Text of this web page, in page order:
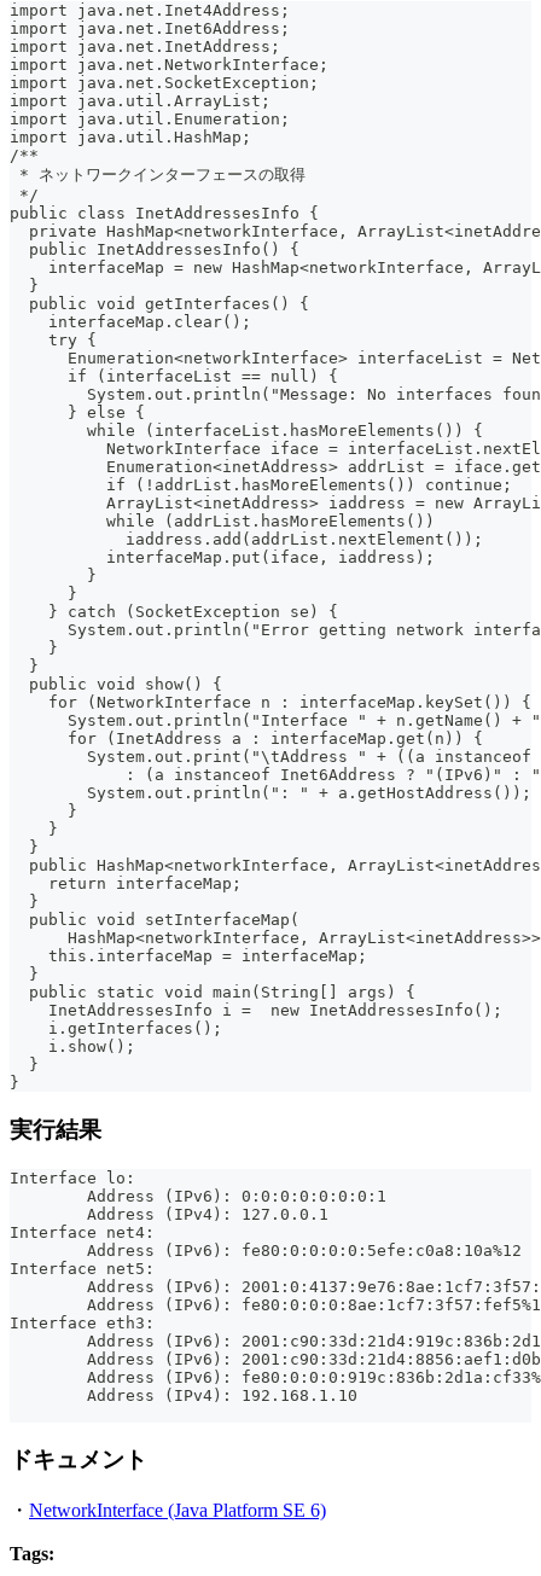
import java.net.Inet4Address;
import java.net.Inet6Address;
import java.net.InetAddress;
import java.net.NetworkInterface;
import java.net.SocketException;
import java.util.ArrayList;
import java.util.Enumeration;
import java.util.HashMap;
/**
* ネットワークインターフェースの取得
*/
public class InetAddressesInfo {
private HashMap<networkInterface,
  public InetAddressesInfo() {
interfaceMap = new HashMap<networkInterface,
  }
  public void getInterfaces() {
    interfaceMap.clear();
    try {
Enumeration<networkInterface> interfaceList =
      if (interfaceList == null) {
System.out.println("Message: No interfaces
      } else {
        while (interfaceList.hasMoreElements()) {
NetworkInterface iface =
Enumeration<inetAddress> addrList =
          if (!addrList.hasMoreElements()) continue;
ArrayList<inetAddress> iaddress = new
          while (addrList.hasMoreElements())
            iaddress.add(addrList.nextElement());
          interfaceMap.put(iface, iaddress);
        }
      }
    } catch (SocketException se) {
System.out.println("Error getting network
    }
  }
  public void show() {
    for (NetworkInterface n : interfaceMap.keySet()) {
System.out.println("Interface " + n.getName() +
      for (InetAddress a : interfaceMap.get(n)) {
System.out.print("\tAddress " + ((a instanceof
: (a instanceof Inet6Address ? "(IPv6)" :
        System.out.println(": " + a.getHostAddress());
      }
    }
  }
public HashMap<networkInterface,
    return interfaceMap;
  }
  public void setInterfaceMap(
HashMap<networkInterface,
    this.interfaceMap = interfaceMap;
  }
  public static void main(String[] args) {
    InetAddressesInfo i =  new InetAddressesInfo();
    i.getInterfaces();
    i.show();
  }
}
実行結果
Interface lo:
	Address (IPv6): 0:0:0:0:0:0:0:1
	Address (IPv4): 127.0.0.1
Interface net4:
	Address (IPv6): fe80:0:0:0:0:5efe:c0a8:10a%12
Interface net5:
Address (IPv6):
Address (IPv6):
Interface eth3:
Address (IPv6):
Address (IPv6):
Address (IPv6):
	Address (IPv4): 192.168.1.10
ドキュメント
・ NetworkInterface (Java Platform SE 6)
Tags: